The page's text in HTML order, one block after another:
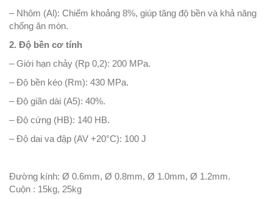
– Nhôm (Al): Chiếm khoảng 8%, giúp tăng độ bền và khả năng
chống ăn mòn.
2. Độ bền cơ tính
– Giới hạn chảy (Rp 0,2): 200 MPa.
– Độ bền kéo (Rm): 430 MPa.
– Độ giãn dài (A5): 40%.
– Độ cứng (HB): 140 HB.
– Độ dai va đập (AV +20°C): 100 J
Đường kính: Ø 0.6mm, Ø 0.8mm, Ø 1.0mm, Ø 1.2mm.
Cuộn : 15kg, 25kg